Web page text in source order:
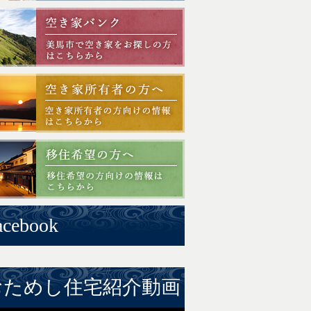
めし住宅紹介動画